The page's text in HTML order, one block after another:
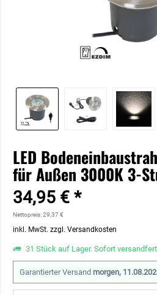
LED
für Außen 3000K 3-
34,95 € *
Nettopreis: 29,37 €
inkl. MwSt. zzgl. Versandkosten
31 Stück auf Lager. Sofort
Garantierter Versand morgen,